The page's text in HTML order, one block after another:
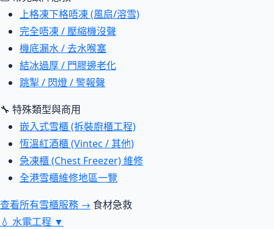
上格凍下格唔凍 (風扇/溶雪)
完全唔凍 / 壓縮機沒聲
機底漏水 / 去水喉塞
結冰過厚 / 門膠邊老化
跳掣 / 閃燈 / 警報聲
🔧 特殊類型與商用
嵌入式雪櫃 (拆裝廚櫃工程)
恆溫紅酒櫃 (Vintec / 其他)
急凍櫃 (Chest Freezer) 維修
全港雪櫃維修地區一覽
查看所有雪櫃服務 → 食材急救
💧 水電工程 ▼